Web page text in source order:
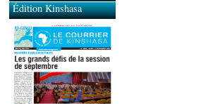
Édition Kinshasa